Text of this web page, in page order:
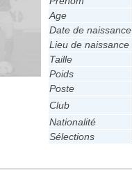
Age
Date de naissance
Lieu de naissance
Taille
Poids
Poste
Club
Nationalité
Sélections